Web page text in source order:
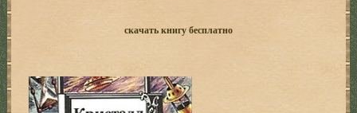
скачать книгу бесплатно